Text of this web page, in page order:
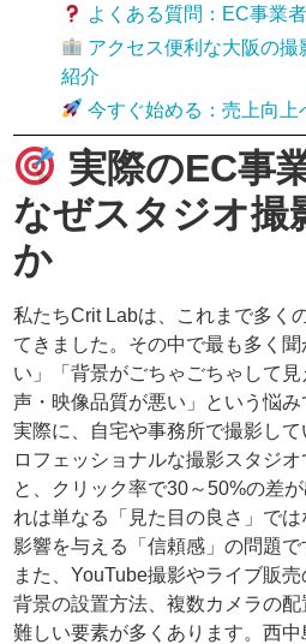
よくある質問：EC事業
アクセス便利な大阪の
紹介
今すぐ始める：売上向上
実際のEC事
なぜスタジオ撮
か
私たちCrit Labは、これまで多く
てきました。その中で最も多く
い」「背景がごちゃごちゃして
声・映像品質が悪い」という悩み
実際に、自宅や事務所で撮影し
ロフェッショナルな撮影スタジ
と、クリック率で30～50%の差
れは単なる「見た目の良さ」では
影響を与える「信頼感」の問題で
また、YouTube撮影やライブ販
背景の設置方法、複数カメラの
難しい要素が多くあります。西